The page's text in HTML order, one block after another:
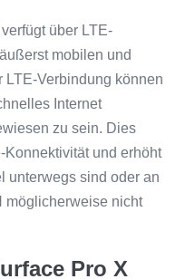
über LTE-
mobilen und
LTE-Verbindung können
Internet
zu sein. Dies
und erhöht
unterwegs sind oder an
möglicherweise nicht
Pro X